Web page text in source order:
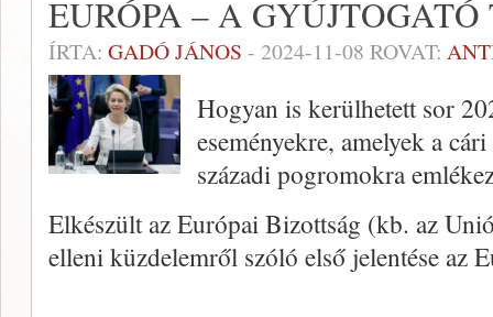
EURÓPA – A
ÍRTA: GADÓ JÁNOS - 2024-11-08 ROVAT:
Hogyan is kerülhetett sor
eseményekre, amelyek a
századi pogromokra
Elkészült az Európai Bizottság (kb. az
elleni küzdelemről szóló első jelentése az